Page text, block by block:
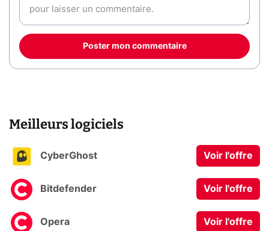
Poster mon commentaire
Meilleurs logiciels
CyberGhost Voir l'offre
Bitdefender Voir l'offre
Opera Voir l'offre